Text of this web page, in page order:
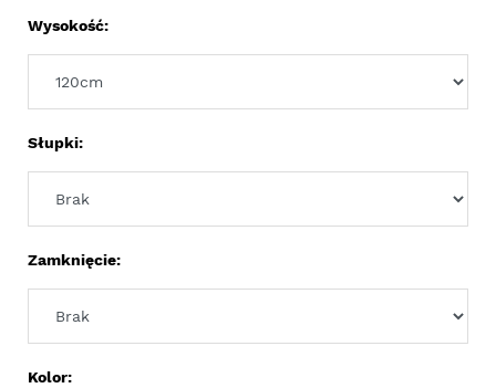
Wysokość:
Słupki:
Zamknięcie:
Kolor: